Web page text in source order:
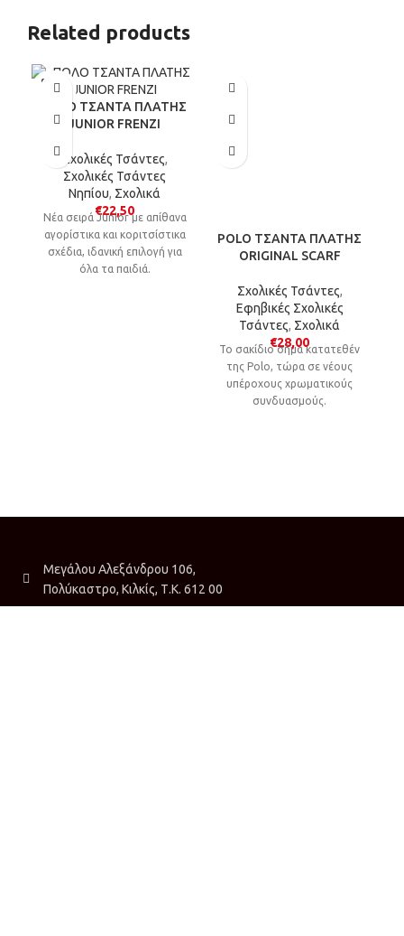
φύλαξη όλων των ειδών
γραφής για το σχολείο.
Related products
SOLD
OUT
POLO ΤΣΑΝΤΑ ΠΛΑΤΗΣ
JUNIOR FRENZI
Σχολικές Τσάντες,
Σχολικές Τσάντες
Νηπίου, Σχολικά
€22,50
Νέα σειρά Junior με απίθανα
αγορίστικα και κοριτσίστικα
σχέδια, ιδανική επιλογή για
όλα τα παιδιά.
POLO ΤΣΑΝΤΑ ΠΛΑΤΗΣ
ORIGINAL SCARF
Σχολικές Τσάντες,
Εφηβικές Σχολικές
Τσάντες, Σχολικά
€28,00
Το σακίδιο σήμα κατατεθέν
της Polo, τώρα σε νέους
υπέροχους χρωματικούς
συνδυασμούς.
Μεγάλου Αλεξάνδρου 106,
Πολύκαστρο, Κιλκίς, Τ.Κ. 612 00